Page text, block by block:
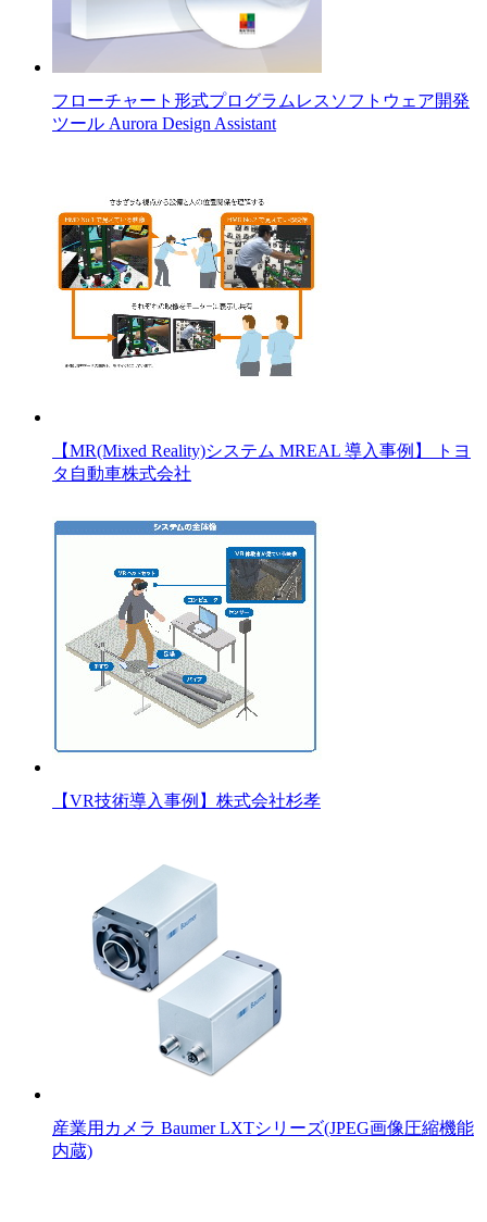
フローチャート形式プログラムレスソフトウェア開発
ツール Aurora Design Assistant
【MR(Mixed Reality)システム MREAL 導入事例】 トヨ
タ自動車株式会社
【VR技術導入事例】株式会社杉孝
産業用カメラ Baumer LXTシリーズ(JPEG画像圧縮機能
内蔵)